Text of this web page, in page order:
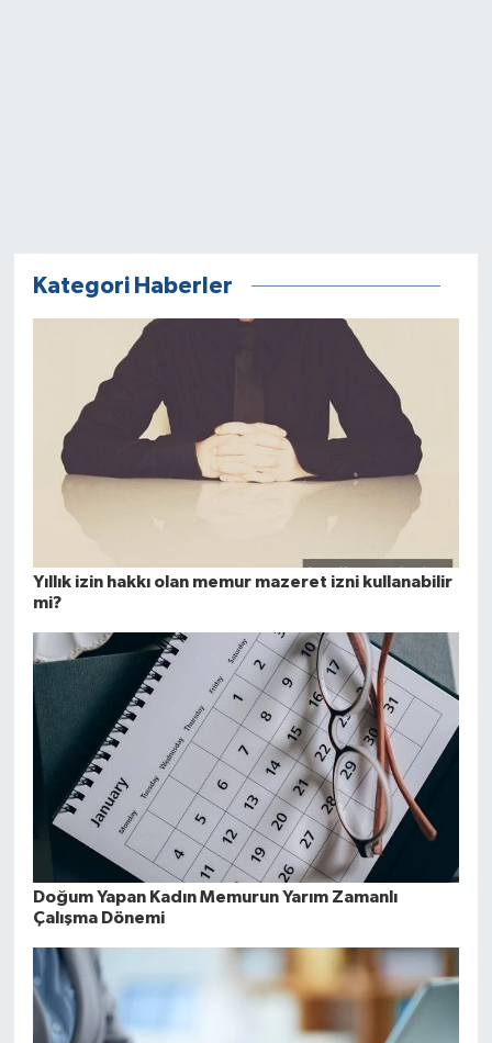
Kategori Haberler
Yıllık izin hakkı olan memur mazeret izni kullanabilir
mi?
Doğum Yapan Kadın Memurun Yarım Zamanlı
Çalışma Dönemi